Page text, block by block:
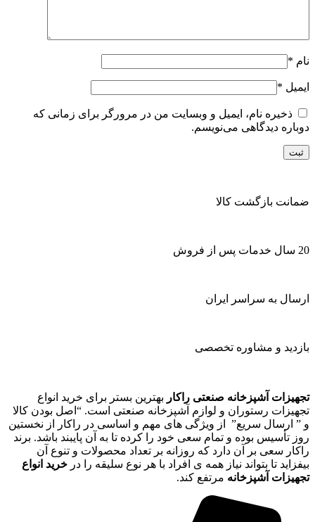
نام *
ایمیل *
ذخیره نام، ایمیل و وبسایت من در مرورگر برای زمانی که
دوباره دیدگاهی می‌نویسم.
ضمانت بازگشت کالا
20 سال خدمات پس از فروش
ارسال به سراسر ایران
بازدید و مشاوره تخصصی
تجهیزات آشپزخانه صنعتی راکار بهترین بستر برای خرید انواع
تجهیزات رستوران و لوازم آشپزخانه صنعتی است. “اصل بودن کالا
و ” ارسال سریع” از ویژگی های مهم و اساسی در راکار از نخستین
روز تأسیس بوده و تمام سعی خود را کرده تا به آن پایبند باشد. برند
راکار سعی بر آن دارد که روزانه بر تعداد محصولات و تنوع آن
بیفزاید تا بتواند نیاز همه ی افراد با هر نوع سلیقه را در خرید انواع
تجهیزات آشپزخانه مرتفع کند.